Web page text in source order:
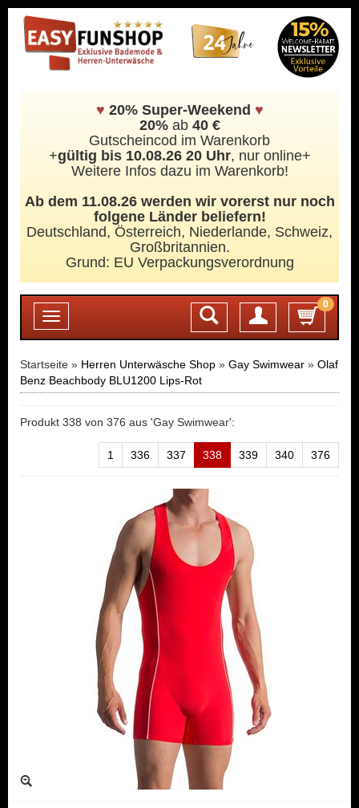
♥ 20% Super-Weekend ♥
20%ab 40 €
Gutscheincod im Warenkorb
+gültig bis 10.08.26 20 Uhr, nur online+
Weitere Infos dazu im Warenkorb!
Ab dem 11.08.26 werden wir vorerst nur noch
folgene Länder beliefern!
Deutschland, Österreich, Niederlande, Schweiz,
Großbritannien.
Grund: EU Verpackungsverordnung
Toggle
navigation
0
Login
Startseite » Herren Unterwäsche Shop » Gay Swimwear » Olaf
Benz Beachbody BLU1200 Lips-Rot
Produkt 338 von 376 aus 'Gay Swimwear':
1 336 337 338 339 340 376